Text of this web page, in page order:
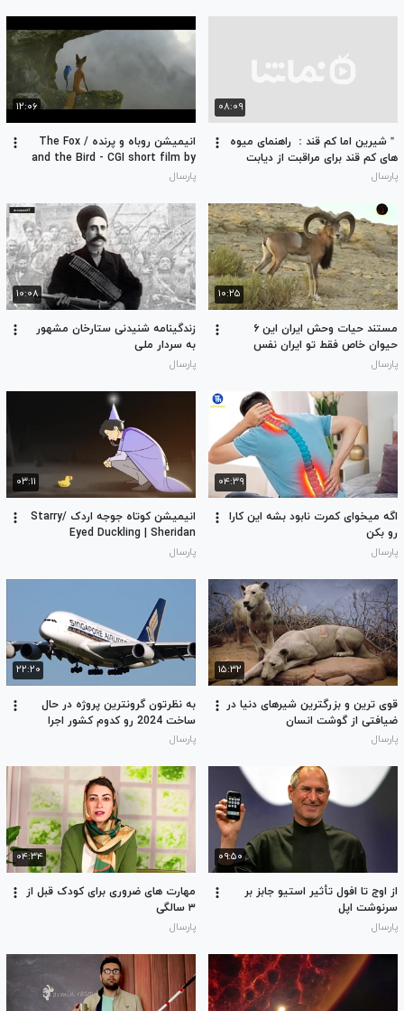
۰۸:۰۹
＂شیرین اما کم قند： راهنمای میوه
های کم قند برای مراقبت از دیابت
پارسال
۱۲:۰۶
انیمیشن روباه و پرنده / The Fox
and the Bird - CGI short film by
Fred and Sam Guillaume
پارسال
۱۰:۲۵
مستند حیات وحش ایران این ۶
حیوان خاص فقط تو ایران نفس
می‌کشن
پارسال
۱۰:۰۸
زندگینامه شنیدنی ستارخان مشهور
به سردار ملی
پارسال
۰۴:۳۹
اگه میخوای کمرت نابود بشه این کارا
رو بکن
پارسال
۰۳:۱۱
انیمیشن کوتاه جوجه اردک /Starry
Eyed Duckling | Sheridan
Animation | Thesis Short Film
پارسال
۱۵:۳۲
قوی ترین و بزرگترین شیرهای دنیا در
ضیافتی از گوشت انسان
پارسال
۲۲:۲۰
به نظرتون گرونترین پروژه در حال
ساخت 2024 رو کدوم کشور اجرا
کرده؟
پارسال
۰۹:۵۰
از اوج تا افول تأثیر استیو جابز بر
سرنوشت اپل
پارسال
۰۴:۳۴
مهارت های ضروری برای کودک قبل از
۳ سالگی
پارسال